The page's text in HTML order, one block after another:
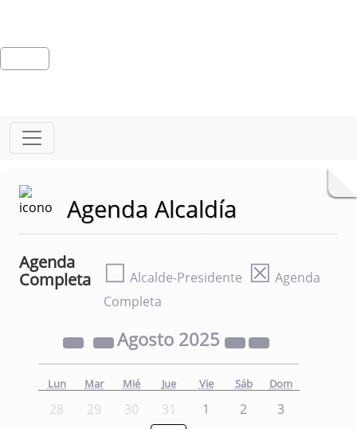
Agenda Alcaldía
Agenda
Completa
☐ Alcalde-Presidente ☒ Agenda
Completa
Agosto 2025
Lun Mar Mié Jue Vie Sáb Dom
28 29 30 31 1 2
3